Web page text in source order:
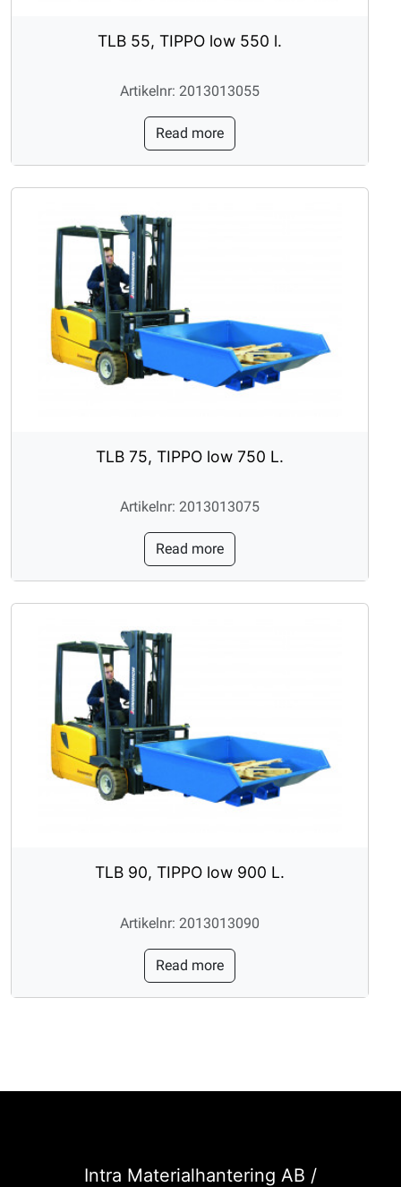
TLB 55, TIPPO low 550 l.
Artikelnr: 2013013055
Read more
TLB 75, TIPPO low 750 L.
Artikelnr: 2013013075
Read more
TLB 90, TIPPO low 900 L.
Artikelnr: 2013013090
Read more
Intra Materialhantering AB /